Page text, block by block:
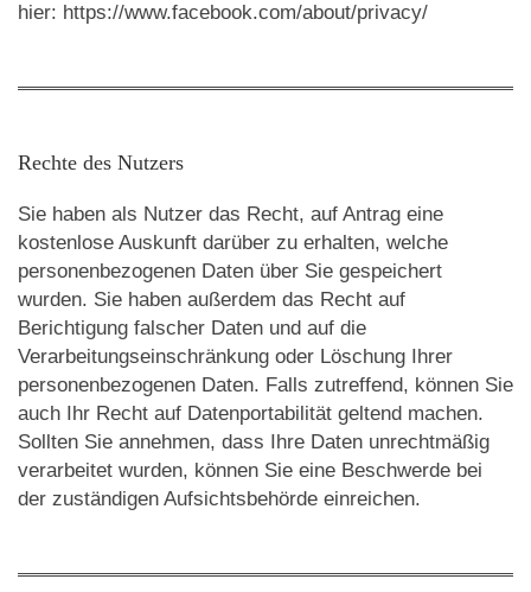
hier: https://www.facebook.com/about/privacy/
Rechte des Nutzers
Sie haben als Nutzer das Recht, auf Antrag eine
kostenlose Auskunft darüber zu erhalten, welche
personenbezogenen Daten über Sie gespeichert
wurden. Sie haben außerdem das Recht auf
Berichtigung falscher Daten und auf die
Verarbeitungseinschränkung oder Löschung Ihrer
personenbezogenen Daten. Falls zutreffend, können Sie
auch Ihr Recht auf Datenportabilität geltend machen.
Sollten Sie annehmen, dass Ihre Daten unrechtmäßig
verarbeitet wurden, können Sie eine Beschwerde bei
der zuständigen Aufsichtsbehörde einreichen.